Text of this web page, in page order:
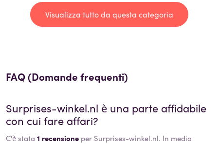
Visualizza tutto da questa categoria
FAQ (Domande frequenti)
Surprises-winkel.nl è una parte affidabile
con cui fare affari?
C'è stata 1 recensione per Surprises-winkel.nl. In media